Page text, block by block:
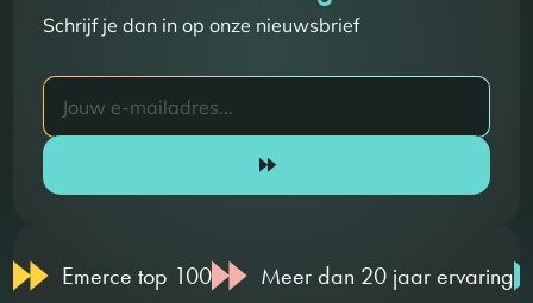
Schrijf je dan in op onze nieuwsbrief
Emerce top 100 Meer dan 20 jaar ervaring